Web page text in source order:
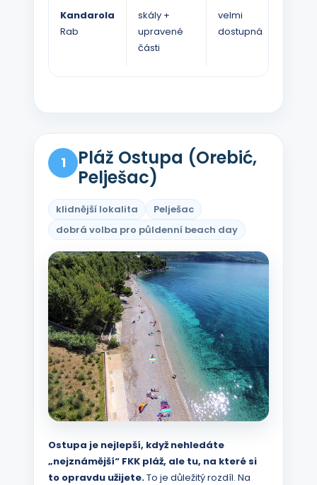
Kandarola
Rab
skály +
upravené
části
velmi
dostupná
1
Pláž Ostupa (Orebić,
Pelješac)
klidnější lokalita
Pelješac
dobrá volba pro půldenní beach day
Ostupa je nejlepší, když nehledáte
„nejznámější“ FKK pláž, ale tu, na které si
to opravdu užijete.To je důležitý rozdíl. Na